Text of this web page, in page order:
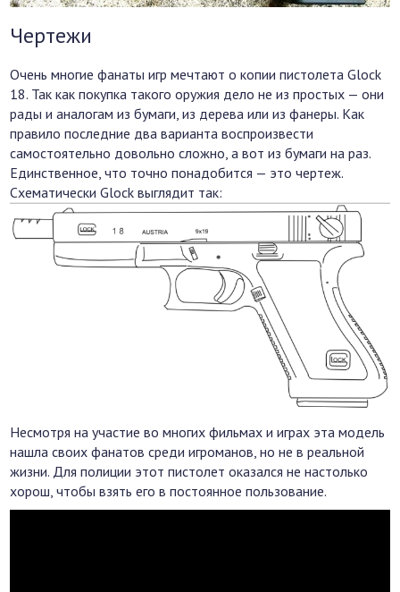
Чертежи
Очень многие фанаты игр мечтают о копии пистолета Glock
18. Так как покупка такого оружия дело не из простых — они
рады и аналогам из бумаги, из дерева или из фанеры. Как
правило последние два варианта воспроизвести
самостоятельно довольно сложно, а вот из бумаги на раз.
Единственное, что точно понадобится — это чертеж.
Схематически Glock выглядит так:
Несмотря на участие во многих фильмах и играх эта модель
нашла своих фанатов среди игроманов, но не в реальной
жизни. Для полиции этот пистолет оказался не настолько
хорош, чтобы взять его в постоянное пользование.